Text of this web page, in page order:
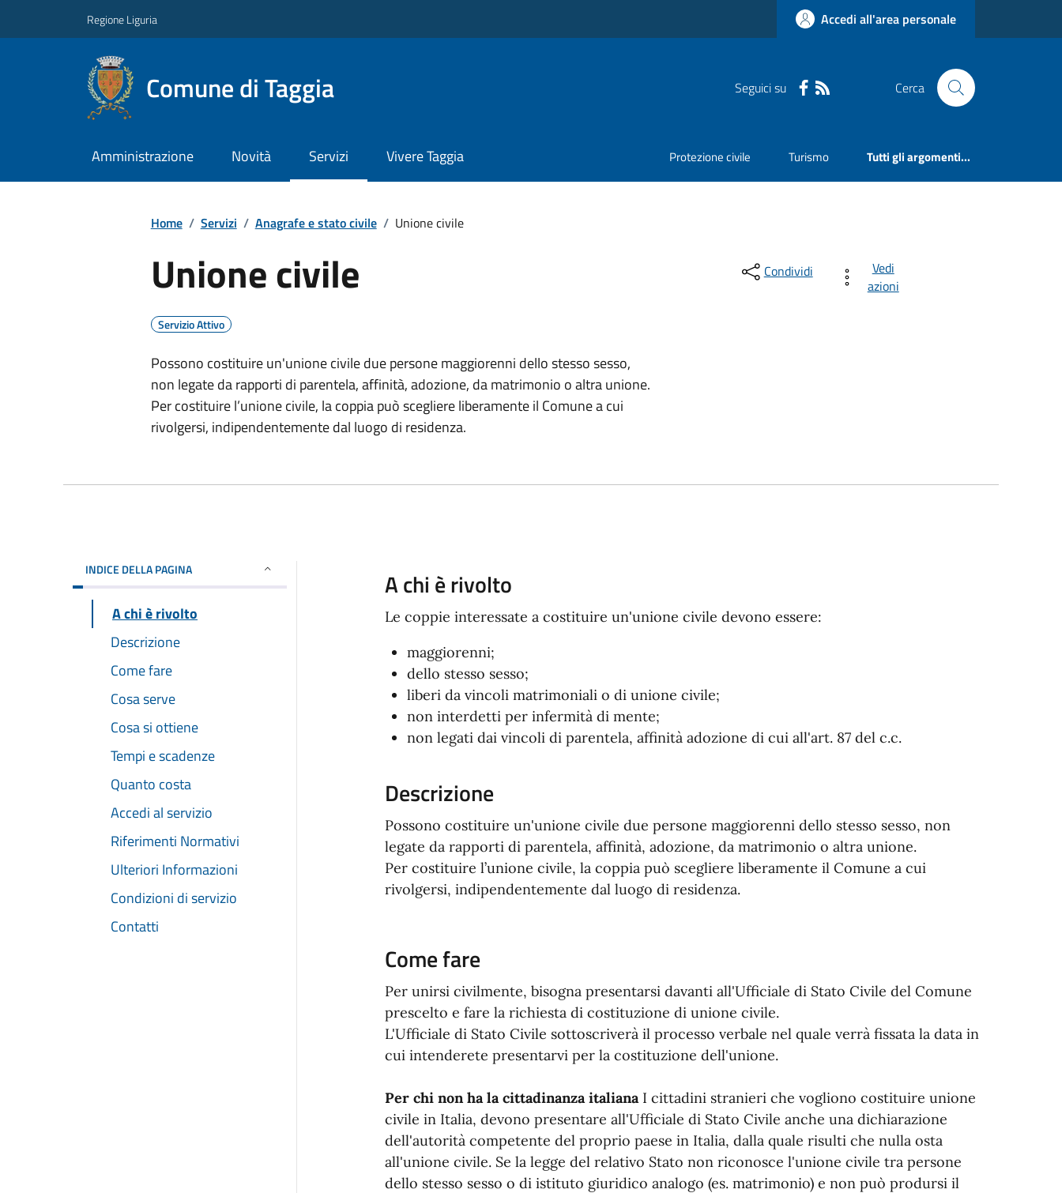
Regione Liguria Accedi all'area personale
Comune di Taggia Seguici su Cerca
Amministrazione Novità Servizi Vivere Taggia Protezione civile Turismo Tutti gli argomenti...
Home / Servizi / Anagrafe e stato civile / Unione civile
Unione civile
Servizio Attivo
Possono costituire un'unione civile due persone maggiorenni dello stesso sesso,
non legate da rapporti di parentela, affinità, adozione, da matrimonio o altra unione.
Per costituire l’unione civile, la coppia può scegliere liberamente il Comune a cui
rivolgersi, indipendentemente dal luogo di residenza.
Condividi
Vedi
azioni
INDICE DELLA PAGINA
A chi è rivolto
Descrizione
Come fare
Cosa serve
Cosa si ottiene
Tempi e scadenze
Quanto costa
Accedi al servizio
Riferimenti Normativi
Ulteriori Informazioni
Condizioni di servizio
Contatti
A chi è rivolto
Le coppie interessate a costituire un'unione civile devono essere:
maggiorenni;
dello stesso sesso;
liberi da vincoli matrimoniali o di unione civile;
non interdetti per infermità di mente;
non legati dai vincoli di parentela, affinità adozione di cui all'art. 87 del c.c.
Descrizione
Possono costituire un'unione civile due persone maggiorenni dello stesso sesso, non
legate da rapporti di parentela, affinità, adozione, da matrimonio o altra unione.
Per costituire l’unione civile, la coppia può scegliere liberamente il Comune a cui
rivolgersi, indipendentemente dal luogo di residenza.
Come fare
Per unirsi civilmente, bisogna presentarsi davanti all'Ufficiale di Stato Civile del Comune
prescelto e fare la richiesta di costituzione di unione civile.
L'Ufficiale di Stato Civile sottoscriverà il processo verbale nel quale verrà fissata la data in
cui intenderete presentarvi per la costituzione dell'unione.
Per chi non ha la cittadinanza italianaI cittadini stranieri che vogliono costituire unione
civile in Italia, devono presentare all'Ufficiale di Stato Civile anche una dichiarazione
dell'autorità competente del proprio paese in Italia, dalla quale risulti che nulla osta
all'unione civile. Se la legge del relativo Stato non riconosce l'unione civile tra persone
dello stesso sesso o di istituto giuridico analogo (es. matrimonio) e non può prodursi il